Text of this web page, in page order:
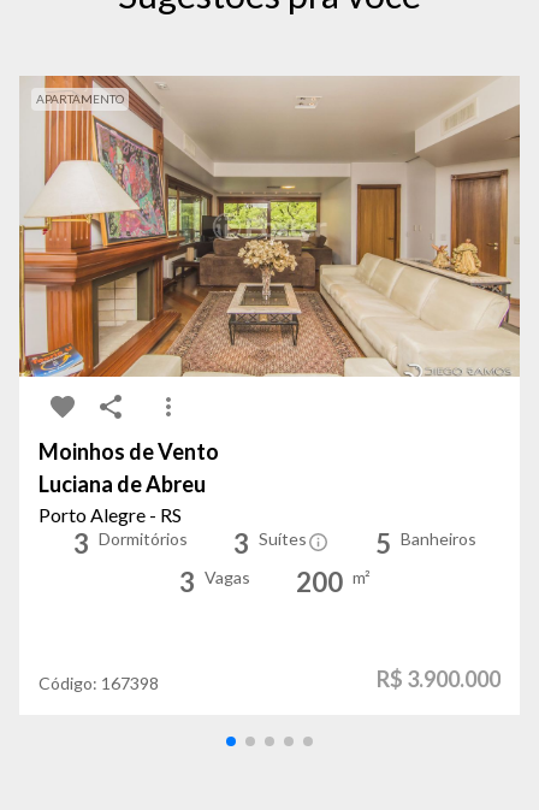
APARTAMENTO
Moinhos de Vento
Luciana de Abreu
Porto Alegre - RS
3 Dormitórios 3 Suítes 5 Banheiros
3 Vagas 200 m²
Código: 167398 R$ 3.900.000